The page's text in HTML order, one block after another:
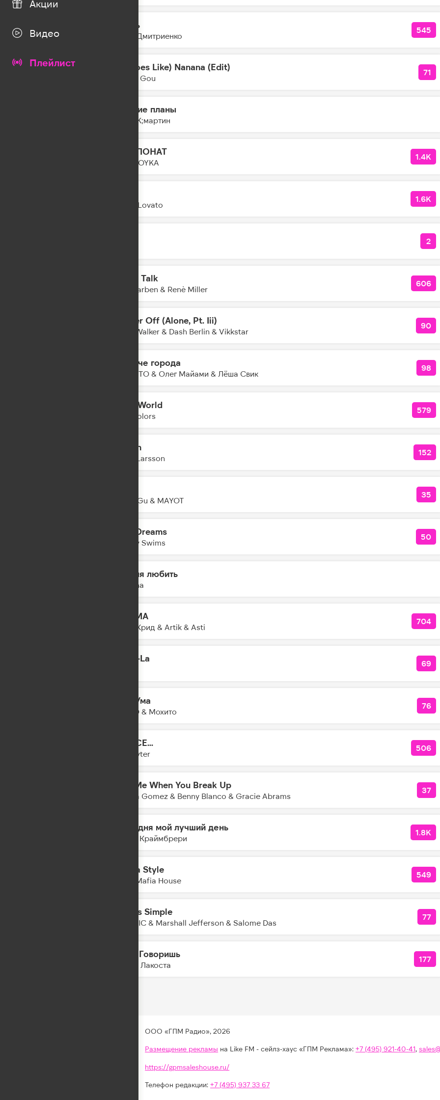
Акции
Видео
Плейлист
12:14 Ртуть
Ваня Дмитриенко
545
(It Goes Like) Nanana (Edit)
Peggy Gou
71
Другие планы
FEDUK;мартин
ЭКСПОНАТ
MIA BOYKA
1.4K
Demi Lovato
1.6K
2
Body Talk
Alle Farben & Renè Miller
606
Better Off (Alone, Pt. Iii)
Alan Walker & Dash Berlin & Vikkstar
90
Громче города
NILETTO & Олег Майами & Лёша Свик
98
Mad World
Twocolors
579
Crush
Zara Larsson
152
Mary Gu & MAYOT
35
Bad Dreams
Teddy Swims
50
Время любить
Nyusha
KARMA
Егор Крид & Artik & Asti
704
O-La-La 69
Без Ума
HOVO & Мохито
76
DANCE...
Slayyyter
506
Call Me When You Break Up
Selena Gomez & Benny Blanco & Gracie Abrams
37
Сегодня мой лучший день
Мари Краймбрери
1.8K
Mafia Style
Trap Mafia House
549
Life is Simple
MAESIC & Marshall Jefferson & Salome Das
77
А Ты Говоришь
Коста Лакоста
177
ООО «ГПМ Радио», 2026
Размещение рекламы на Like FM - сейлз-хаус «ГПМ Реклама»:+7 (495) 921-40-41,
https://gpmsaleshouse.ru/
Телефон редакции:+7 (495) 937 33 67